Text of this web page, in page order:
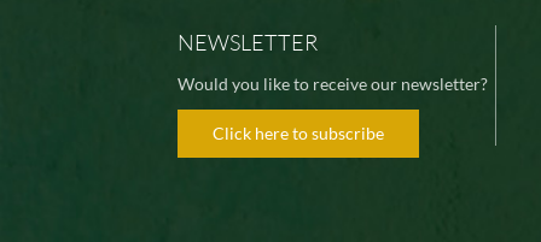
NEWSLETTER
Would you like to receive our newsletter?
Click here to subscribe